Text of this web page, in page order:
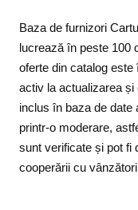
Baza de furnizori
lucrează în peste 100
oferte din catalog
activ la actualizarea și
inclus în baza de date
printr-o moderare,
sunt verificate și pot fi
cooperării cu